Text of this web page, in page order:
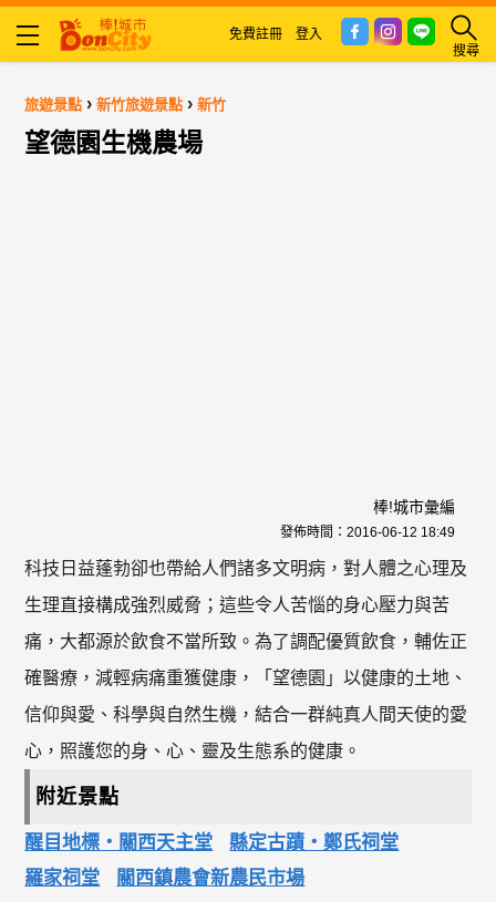
搜尋
免費註冊 登入
旅遊景點 ›新竹旅遊景點 ›新竹
望德園生機農場
棒!城市彙編
發佈時間： 2016-06-12 18:49
科技日益蓬勃卻也帶給人們諸多文明病，對人體之心理及
生理直接構成強烈威脅；這些令人苦惱的身心壓力與苦
痛，大都源於飲食不當所致。為了調配優質飲食，輔佐正
確醫療，減輕病痛重獲健康，「望德園」以健康的土地、
信仰與愛、科學與自然生機，結合一群純真人間天使的愛
心，照護您的身、心、靈及生態系的健康。
附近景點
醒目地標‧關西天主堂
縣定古蹟‧鄭氏祠堂
羅家祠堂
關西鎮農會新農民市場